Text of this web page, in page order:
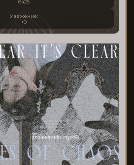
6425
Уважение:
+0